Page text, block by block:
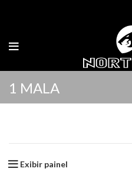
1 MALA
Exibir painel